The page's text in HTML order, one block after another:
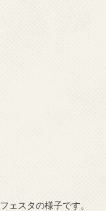
ェスタの様子です。